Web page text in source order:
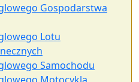
Gospodarstwa
Lotu
Samochodu
Motocykla